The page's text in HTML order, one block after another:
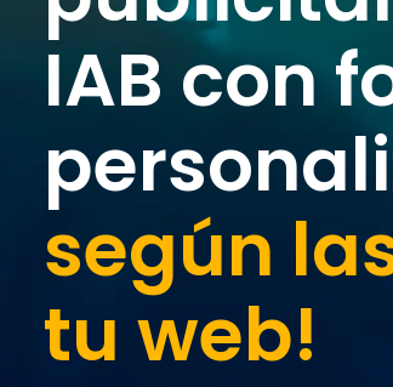
IAB con
según
tu web!